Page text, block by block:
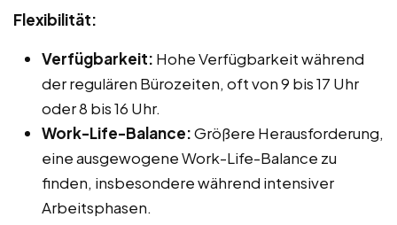
Flexibilität:
Verfügbarkeit: Hohe Verfügbarkeit während
der regulären Bürozeiten, oft von 9 bis 17 Uhr
oder 8 bis 16 Uhr.
Work-Life-Balance:Größere Herausforderung,
eine ausgewogene Work-Life-Balance zu
finden, insbesondere während intensiver
Arbeitsphasen.